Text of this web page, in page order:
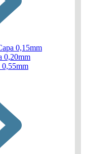
0,15mm
0,20mm
0,55mm